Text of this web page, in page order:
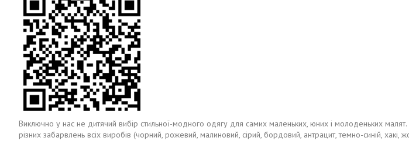
Виключно у нас не дитячий вибір стильної-модного одягу для самих маленьких, юних і молоденьких малят.
різних забарвлень всіх виробів (чорний, рожевий, малиновий, сірий, бордовий, антрацит, темно-синій, хакі,